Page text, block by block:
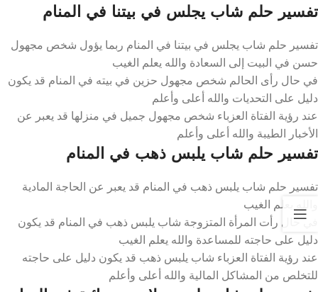
تفسير حلم شاب يجلس في بيتنا في المنام
تفسير حلم شاب يجلس في بيتنا في المنام ربما يؤول شخص مجهول
حسن في البيت إلى السعادة والله يعلم الغيب
في حال رأى الحالم شخص مجهول حزين في بيته في المنام قد يكون
دليل على التحديات والله أعلى وأعلم
عند رؤية الفتاة العزباء شخص مجهول جميل في منزلها قد يعبر عن
الأخبار الطيبة والله أعلى وأعلم
تفسير حلم شاب يلبس ذهب في المنام
تفسير حلم شاب يلبس ذهب في المنام قد يعبر عن الحاجة المادية
والله يعلم الغيب
في حال رأت المرأة المتزوجة شاب يلبس ذهب في المنام قد يكون
دليل على حاجته للمساعدة والله يعلم الغيب
عند رؤية الفتاة العزباء شاب يلبس ذهب قد يكون دليل على حاجته
للتخلص من المشاكل المالية والله أعلى وأعلم